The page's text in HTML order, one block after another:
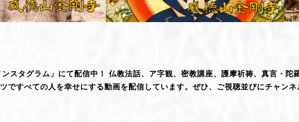
ンスタグラム」にて配信中！ 仏教法話、ア字観、密教講座、護摩祈祷、真言・陀
ですべての人を幸せにする動画を配信しています。ぜひ、ご視聴並びにチャンネ